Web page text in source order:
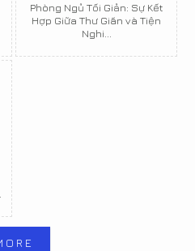
Phòng Ngủ Tối Giản: Sự Kết
Hợp Giữa Thư Giãn và Tiện
Nghi...